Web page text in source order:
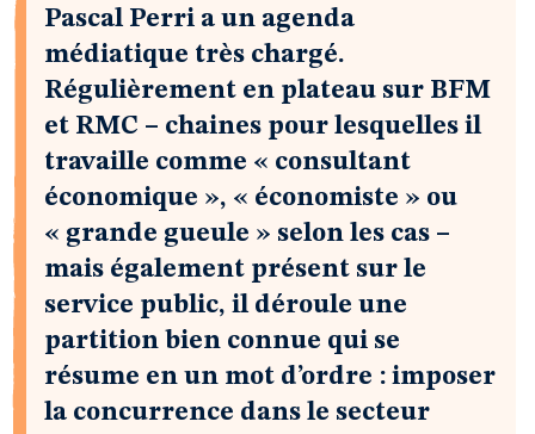
Pascal Perri a un agenda
médiatique très chargé.
Régulièrement en plateau sur BFM
et RMC – chaines pour lesquelles il
travaille comme « consultant
économique », « économiste » ou
« grande gueule » selon les cas –
mais également présent sur le
service public, il déroule une
partition bien connue qui se
résume en un mot d’ordre : imposer
la concurrence dans le secteur